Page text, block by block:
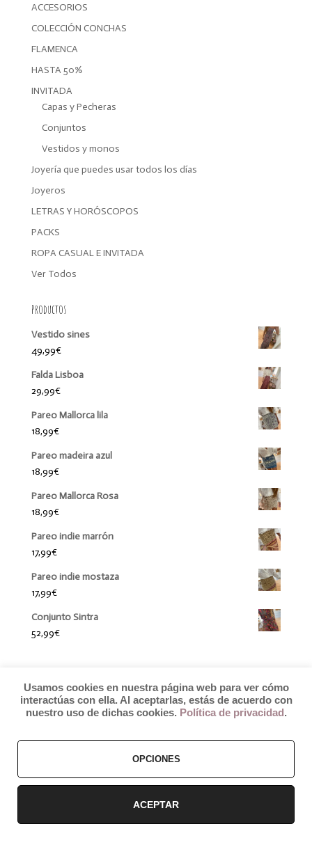
ACCESORIOS
COLECCIÓN CONCHAS
FLAMENCA
HASTA 50%
INVITADA
Capas y Pecheras
Conjuntos
Vestidos y monos
Joyería que puedes usar todos los días
Joyeros
LETRAS Y HORÓSCOPOS
PACKS
ROPA CASUAL E INVITADA
Ver Todos
Productos
Vestido sines
49,99€
Falda Lisboa
29,99€
Pareo Mallorca lila
18,99€
Pareo madeira azul
18,99€
Pareo Mallorca Rosa
18,99€
Pareo indie marrón
17,99€
Pareo indie mostaza
17,99€
Conjunto Sintra
52,99€
© 2019 by Débora Colette
Términos y Condiciones–Pagos y Envíos–Cambios y Devoluciones
Usamos cookies en nuestra página web para ver cómo
interactúas con ella. Al aceptarlas, estás de acuerdo con
nuestro uso de dichas cookies. Política de privacidad .
OPCIONES
ACEPTAR